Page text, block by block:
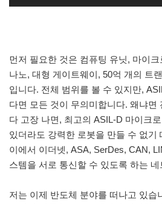
먼저 필요한 것은 컴퓨팅 유닛, 마이
나노, 대형 게이트웨이, 50억 개의 트
입니다. 전체 범위를 볼 수 있지만,
다면 모든 것이 무의미합니다. 왜냐면
다 고장 나면, 최고의 ASIL-D 마이크
있더라도 강력한 로봇을 만들 수 없기
이에서 이더넷, ASA, SerDes, CAN,
스템을 서로 통신할 수 있도록 하는
저는 이제 반도체 분야를 떠나고 있습